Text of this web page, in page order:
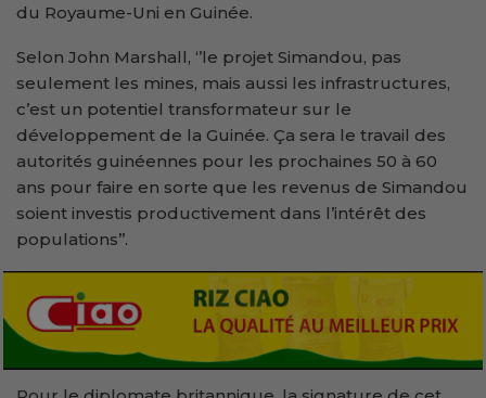
du Royaume-Uni en Guinée.
Selon John Marshall, ‘’le projet Simandou, pas
seulement les mines, mais aussi les infrastructures,
c’est un potentiel transformateur sur le
développement de la Guinée. Ça sera le travail des
autorités guinéennes pour les prochaines 50 à 60
ans pour faire en sorte que les revenus de Simandou
soient investis productivement dans l’intérêt des
populations’’.